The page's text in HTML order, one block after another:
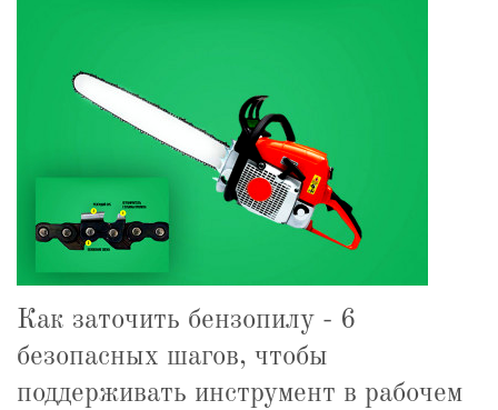
Как заточить бензопилу - 6
безопасных шагов, чтобы
поддерживать инструмент в рабочем